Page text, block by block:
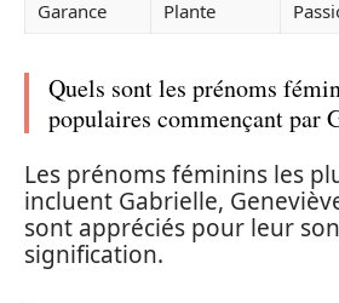
Garance Plante
Quels sont les prénoms
populaires commençant par
Les prénoms féminins les
incluent Gabrielle,
sont appréciés pour leur
signification.